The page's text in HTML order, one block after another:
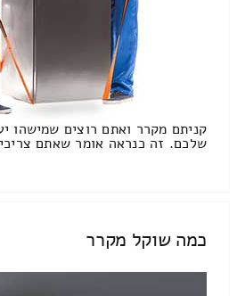
קניתם מקרר ואתם רוצים שמישהו
שלכם. זה כנראה אומר שאתם
כמה שוקל מקרר